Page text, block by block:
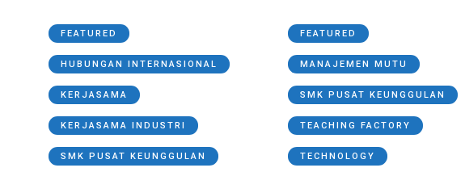
FEATURED
HUBUNGAN INTERNASIONAL
KERJASAMA
KERJASAMA INDUSTRI
SMK PUSAT KEUNGGULAN
FEATURED
MANAJEMEN MUTU
SMK PUSAT KEUNGGULAN
TEACHING FACTORY
TECHNOLOGY